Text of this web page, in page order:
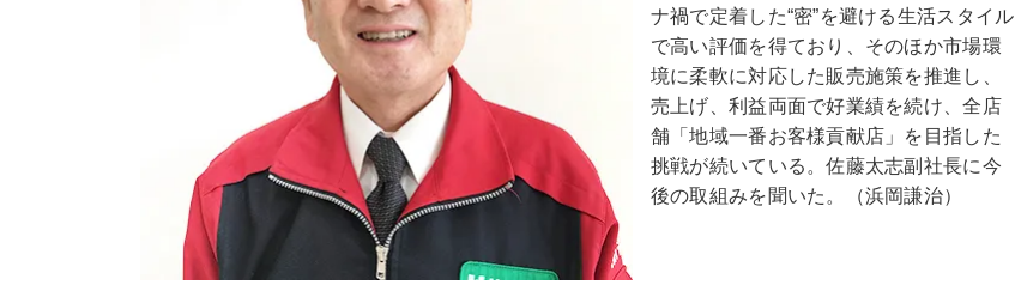
ナ禍で定着した“密”を避ける生活スタイル
で高い評価を得ており、そのほか市場環
境に柔軟に対応した販売施策を推進し、
売上げ、利益両面で好業績を続け、全店
舗「地域一番お客様貢献店」を目指した
挑戦が続いている。佐藤太志副社長に今
後の取組みを聞いた。（浜岡謙治）